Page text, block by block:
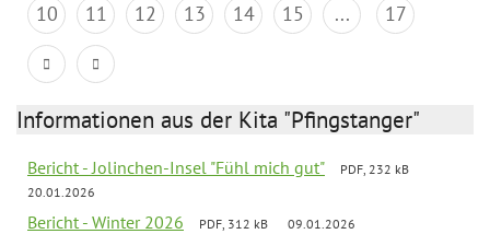
10
11 12 13 14 15 ... 17
Informationen aus der Kita "Pfingstanger"
Bericht - Jolinchen-Insel "Fühl mich gut"
PDF, 232 kB
20.01.2026
Bericht - Winter 2026 PDF, 312 kB 09.01.2026